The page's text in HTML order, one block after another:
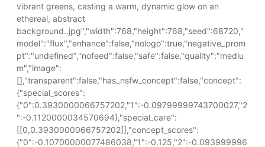
vibrant greens, casting a warm, dynamic glow on an
ethereal, abstract
background..jpg","width":768,"height":768,"seed":68720,"
model":"flux","enhance":false,"nologo":true,"negative_prom
pt":"undefined","nofeed":false,"safe":false,"quality":"mediu
m","image":
[],"transparent":false,"has_nsfw_concept":false,"concept":
{"special_scores":
{"0":0.3930000066757202,"1":-0.09799999743700027,"2
":-0.1120000034570694},"special_care":
[[0,0.3930000066757202]],"concept_scores":
{"0":-0.10700000077486038,"1":-0.125,"2":-0.093999996